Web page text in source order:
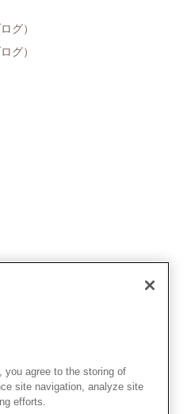
グ）
グ）
you agree to the storing of
site navigation, analyze site
efforts.